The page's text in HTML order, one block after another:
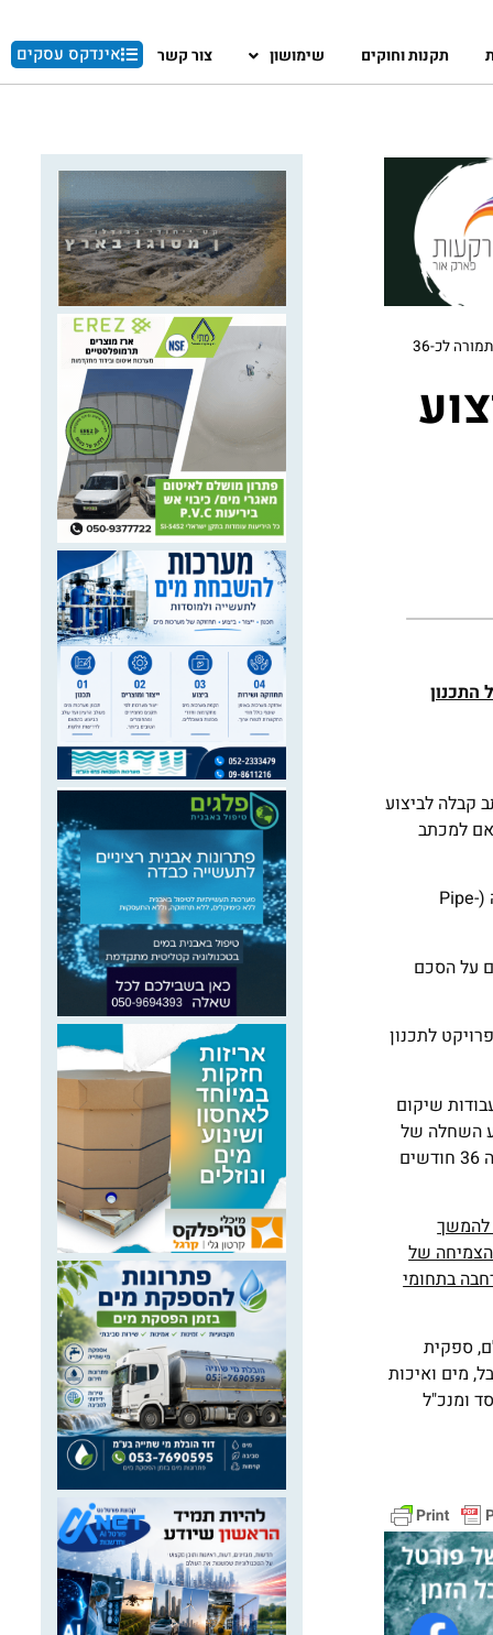
תקנות וחוקים שימושון צור קשר אינדקס עסקים
קבוצת רמון חתמה על הסכם לביצוע עבודות דחיקה בצ'ילה במסגרת פרויקט להקמת מתקן התפלה בתמורה לכ-36
התכנון
קבלה לביצוע
בהתאם למכתב
בהתאם למכתב הקבלה, שנחתם עם החברה הגלובאלית SQM Industrial, תבצע רימון את עבודות הקידוחים האופקיים בים בשיטת הדחיקה (Pipe-
על הסכם
לתכנון
שיקום
השחלה של
צנרת בתוך צינורות קיימים, שדרוג תחנת שאיבה וכן ביצוע עבודות נלוות (שיקום נופי, עבודות תחזוקה וכיו"ב). תקופת ביצוע הפרויקט הינה 36 חודשים
להמשך
הצמיחה של
בתחומי
ספקית
מים ואיכות
שהינו מייסד ומנכ"ל